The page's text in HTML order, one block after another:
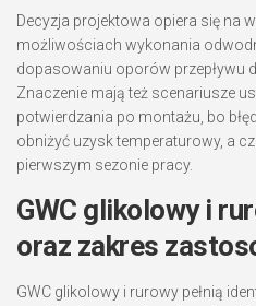
Decyzja projektowa opiera się na
możliwościach wykonania
dopasowaniu oporów przepływu
Znaczenie mają też scenariusze
potwierdzania po montażu, bo
obniżyć uzysk temperaturowy, a
pierwszym sezonie pracy.
GWC glikolowy i
oraz zakres
GWC glikolowy i rurowy pełnią